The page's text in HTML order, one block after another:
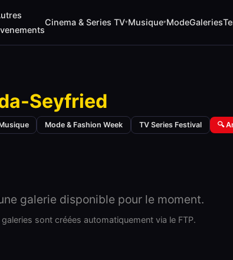
Cinema & Series TV▾Musique▾ModeGaleries
Seyfried
Mode & Fashion Week TV Series Festival 🔍
galerie disponible pour le moment.
galeries sont créées automatiquement via le FTP.